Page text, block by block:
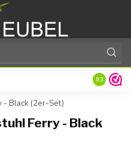
9.3
- Black (2er-Set)
Ferry - Black